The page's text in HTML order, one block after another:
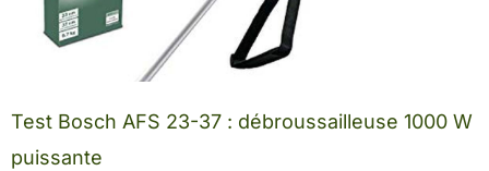
Test Bosch AFS 23-37 : débroussailleuse 1000 W
puissante